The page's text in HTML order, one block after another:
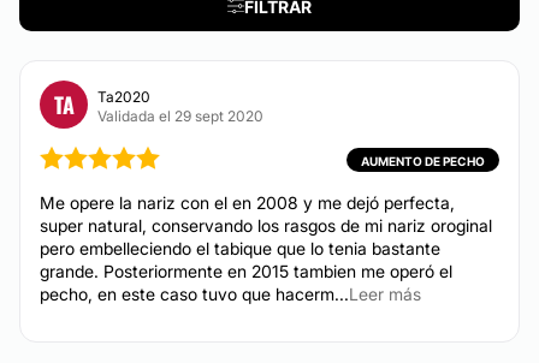
Tarjeta de Crédito/Débito
Efectivo
Otros
FILTRAR
TA
Ta2020
Validada el 29 sept 2020
AUMENTO DE PECHO
Me opere la nariz con el en 2008 y me dejó perfecta,
super natural, conservando los rasgos de mi nariz oroginal
pero embelleciendo el tabique que lo tenia bastante
grande. Posteriormente en 2015 tambien me operó el
pecho, en este caso tuvo que hacerm...Leer más